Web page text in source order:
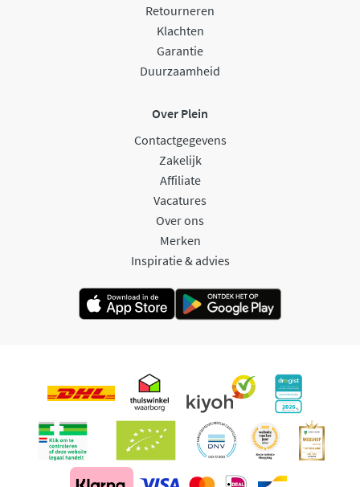
Retourneren
Klachten
Garantie
Duurzaamheid
Over Plein
Contactgegevens
Zakelijk
Affiliate
Vacatures
Over ons
Merken
Inspiratie & advies